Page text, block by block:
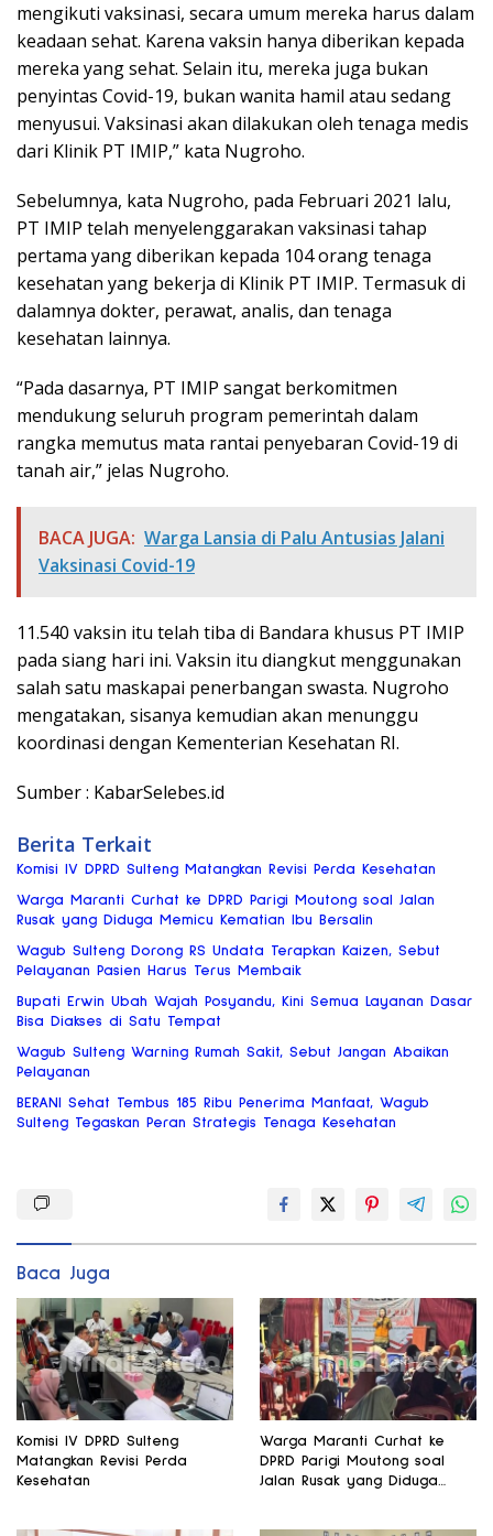
mengikuti vaksinasi, secara umum mereka harus dalam
keadaan sehat. Karena vaksin hanya diberikan kepada
mereka yang sehat. Selain itu, mereka juga bukan
penyintas Covid-19, bukan wanita hamil atau sedang
menyusui. Vaksinasi akan dilakukan oleh tenaga medis
dari Klinik PT IMIP,” kata Nugroho.
Sebelumnya, kata Nugroho, pada Februari 2021 lalu,
PT IMIP telah menyelenggarakan vaksinasi tahap
pertama yang diberikan kepada 104 orang tenaga
kesehatan yang bekerja di Klinik PT IMIP. Termasuk di
dalamnya dokter, perawat, analis, dan tenaga
kesehatan lainnya.
“Pada dasarnya, PT IMIP sangat berkomitmen
mendukung seluruh program pemerintah dalam
rangka memutus mata rantai penyebaran Covid-19 di
tanah air,” jelas Nugroho.
BACA JUGA: Warga Lansia di Palu Antusias Jalani
Vaksinasi Covid-19
11.540 vaksin itu telah tiba di Bandara khusus PT IMIP
pada siang hari ini. Vaksin itu diangkut menggunakan
salah satu maskapai penerbangan swasta. Nugroho
mengatakan, sisanya kemudian akan menunggu
koordinasi dengan Kementerian Kesehatan RI.
Sumber : KabarSelebes.id
Berita Terkait
Komisi IV DPRD Sulteng Matangkan Revisi Perda Kesehatan
Warga Maranti Curhat ke DPRD Parigi Moutong soal Jalan
Rusak yang Diduga Memicu Kematian Ibu Bersalin
Wagub Sulteng Dorong RS Undata Terapkan Kaizen, Sebut
Pelayanan Pasien Harus Terus Membaik
Bupati Erwin Ubah Wajah Posyandu, Kini Semua Layanan Dasar
Bisa Diakses di Satu Tempat
Wagub Sulteng Warning Rumah Sakit, Sebut Jangan Abaikan
Pelayanan
BERANI Sehat Tembus 185 Ribu Penerima Manfaat, Wagub
Sulteng Tegaskan Peran Strategis Tenaga Kesehatan
Baca Juga
Komisi IV DPRD Sulteng
Matangkan Revisi Perda
Kesehatan
Warga Maranti Curhat ke
DPRD Parigi Moutong soal
Jalan Rusak yang Diduga